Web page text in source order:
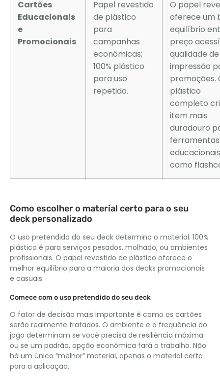
Cartões
Educacionais
e
Promocionais
Papel revestido
de plástico
para
campanhas
econômicas;
100% plástico
para uso
repetido.
O papel
oferece um
equilíbrio
preço
qualidade de
impressão
promoções.
plástico
completo
item mais
duradouro
ferramentas
educacionais
como
Como escolher o material certo para o seu
deck personalizado
O uso pretendido do seu deck determina o material. 100%
plástico é para serviços pesados, molhado, ou ambientes
profissionais. O papel revestido de plástico oferece o
melhor equilíbrio para a maioria dos decks promocionais
e casuais.
Comece com o uso pretendido do seu deck
O fator de decisão mais importante é como os cartões
serão realmente tratados. O ambiente e a frequência do
jogo determinam se você precisa de resiliência máxima
ou se um padrão, opção econômica fará o trabalho. Não
há um único “melhor” material, apenas o material certo
para a aplicação.